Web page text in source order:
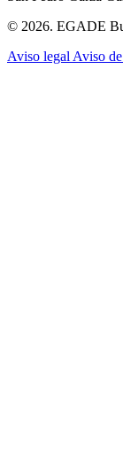
© 2026. EGADE
Aviso legal Aviso